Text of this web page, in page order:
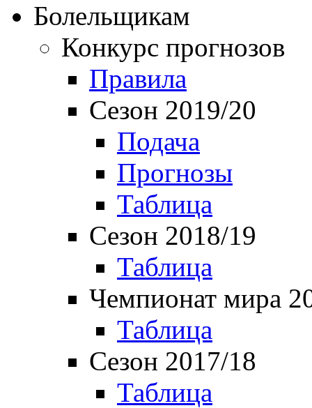
Болельщикам
Конкурс прогнозов
Правила
Сезон 2019/20
Подача
Прогнозы
Таблица
Сезон 2018/19
Таблица
Чемпионат мира
Таблица
Сезон 2017/18
Таблица